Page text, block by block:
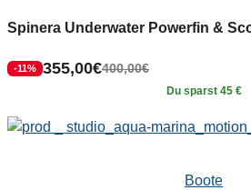
Spinera Underwater Powerfin &
-11% 400,00€
355,00€
Du sparst 45 €
Boote